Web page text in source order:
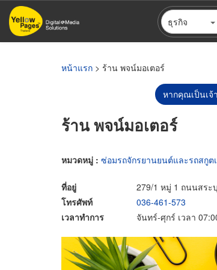
ข้าม
ไป
ธุรกิจ
หน้าแรก > ร้าน พจน์มอเตอร์
หากคุณเป็นเจ้
ร้าน พจน์มอเตอร์
หมวดหมู่ : ซ่อมรถจักรยานยนต์และรถสกูต
ที่อยู่
279/1 หมู่ 1 ถนนสระ
โทรศัพท์
036-461-573
เวลาทำการ
จันทร์-ศุกร์ เวลา